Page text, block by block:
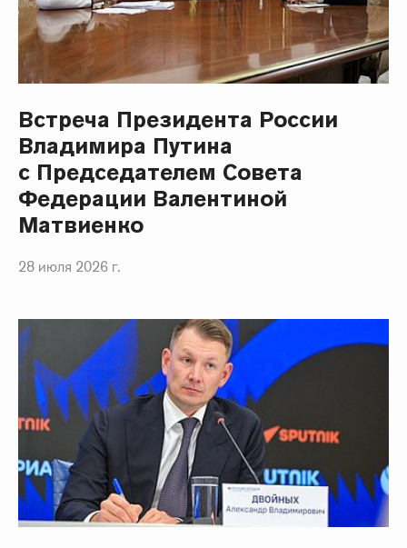
Встреча Президента России
Владимира Путина
с Председателем Совета
Федерации Валентиной
Матвиенко
28 июля 2026 г.